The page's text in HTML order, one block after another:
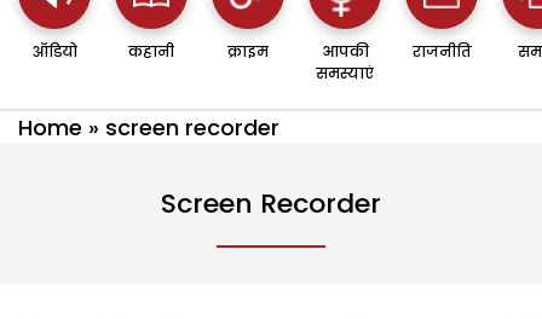
ऑडियो कहानी क्राइम
आपकी
समस्याएं
राजनीति
Home » screen recorder
Screen Recorder